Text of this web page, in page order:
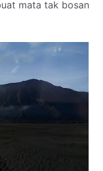
mata tak bosan